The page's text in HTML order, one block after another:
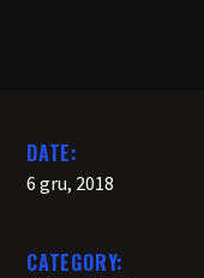
DATE:
6 gru, 2018
CATEGORY: